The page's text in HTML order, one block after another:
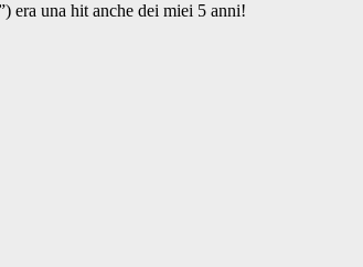
era una hit anche dei miei 5 anni!